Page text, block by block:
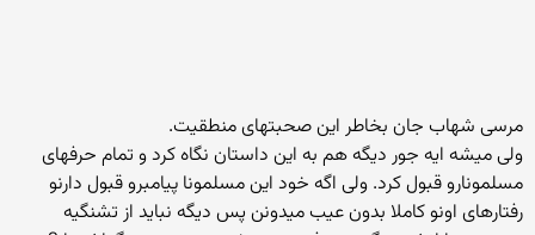
مرسی شهاب جان بخاطر این صحبتهای منطقیت.
ولی میشه ایه جور دیگه هم به این داستان نگاه كرد و تمام حرفهای
مسلمونارو قبول كرد. ولی اگه خود این مسلمونا پیامبرو قبول دارنو
رفتارهای اونو كاملا بدون عیب میدونن پس دیگه نباید از تشنگیه